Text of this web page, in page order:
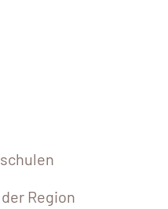
Region